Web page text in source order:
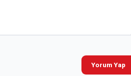
Yorum Yap